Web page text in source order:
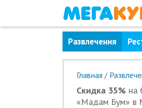
Развлечения
Главная /
Скидка 35% на
«Мадам Бум» в